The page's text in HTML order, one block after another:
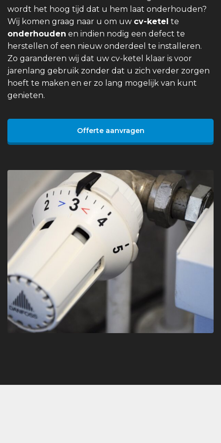
wordt het hoog tijd dat u hem laat onderhouden?
Wij komen graag naar u om uw cv-ketel te
onderhouden en indien nodig een defect te
herstellen of een nieuw onderdeel te installeren.
Zo garanderen wij dat uw cv-ketel klaar is voor
jarenlang gebruik zonder dat u zich verder zorgen
hoeft te maken en er zo lang mogelijk van kunt
genieten.
Offerte aanvragen